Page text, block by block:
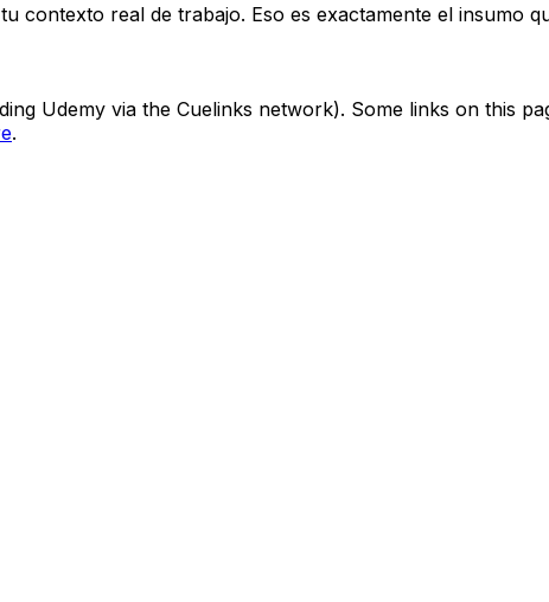
real de trabajo. Eso es exactamente el insumo
Udemy via the Cuelinks network). Some links on this
.